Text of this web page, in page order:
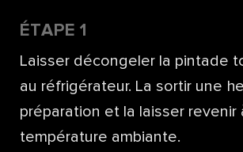
ÉTAPE 1
Laisser décongeler la pintade
au réfrigérateur. La sortir une
préparation et la laisser revenir
température ambiante.